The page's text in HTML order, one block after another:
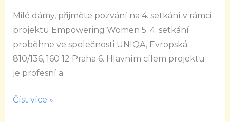
Milé dámy, přijměte pozvání na 4. setkání v rámci
projektu Empowering Women 5. 4. setkání
proběhne ve společnosti UNIQA, Evropská
810/136, 160 12 Praha 6. Hlavním cílem projektu
je profesní a
v
UNIQA
Číst více »